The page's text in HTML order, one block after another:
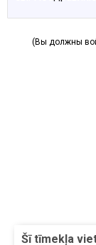
Šī tīmekļa
(Вы должны